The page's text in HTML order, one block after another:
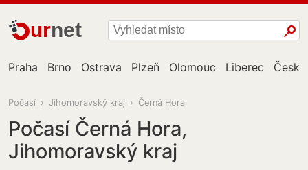
urnet
Praha Brno Ostrava Plzeň Olomouc Liberec
Počasí › Jihomoravský kraj › Černá Hora
Počasí Černá Hora,
Jihomoravský kraj